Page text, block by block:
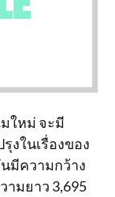
ใหม่ จะมี
งในเรื่องของ
มีความกว้าง
มยาว 3,695